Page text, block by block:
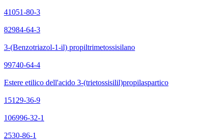
41051-80-3
82984-64-3
3-(Benzotriazol-1-il) propiltrimetossisilano
99740-64-4
Estere etilico dell'acido 3-(trietossisilil)propilaspartico
15129-36-9
106996-32-1
2530-86-1